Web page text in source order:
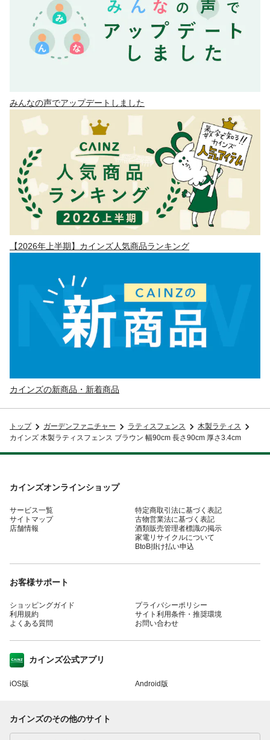
みんなの声でアップデートしました
【2026年上半期】カインズ人気商品ランキング
カインズの新商品・新着商品
トップ ガーデンファニチャー ラティスフェンス
木製ラティス
カインズ 木製ラティスフェンス ブラウン 幅90cm 長さ90cm 厚さ3.4cm
カインズオンラインショップ
サービス一覧
サイトマップ
店舗情報
特定商取引法に基づく表記
古物営業法に基づく表記
酒類販売管理者標識の掲示
家電リサイクルについて
BtoB掛け払い申込
お客様サポート
ショッピングガイド
利用規約
よくある質問
プライバシーポリシー
サイト利用条件・推奨環境
お問い合わせ
カインズ公式アプリ
iOS版 Android版
カインズのその他のサイト